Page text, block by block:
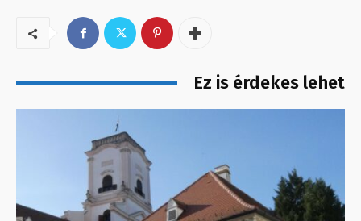
Ez is érdekes lehet